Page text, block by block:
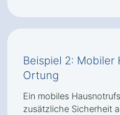
Beispiel 2: Mobiler
Ortung
Ein mobiles
zusätzliche Sicherheit